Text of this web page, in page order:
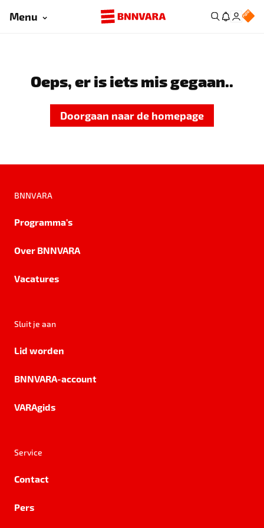
Menu
Oeps, er is iets mis gegaan..
Doorgaan naar de homepage
BNNVARA
Programma's
Over BNNVARA
Vacatures
Sluit je aan
Lid worden
BNNVARA-account
VARAgids
Service
Contact
Pers